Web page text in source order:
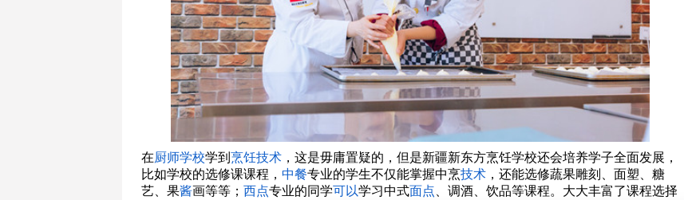
在厨师学校学到烹饪技术 ，这是毋庸置疑的，但是新疆新东方烹饪学校还会培养学子全面发展，
比如学校的选修课课程，中餐专业的学生不仅能掌握中烹技术 ，还能选修蔬果雕刻、面塑、糖
艺、果酱画等等；西点专业的同学可以学习中式面点 、调酒、饮品等课程。大大丰富了课程选择